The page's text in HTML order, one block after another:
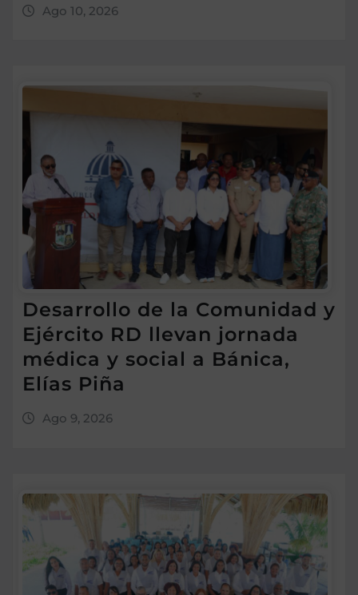
Ago 10, 2026
Desarrollo de la Comunidad y
Ejército RD llevan jornada
médica y social a Bánica,
Elías Piña
Ago 9, 2026